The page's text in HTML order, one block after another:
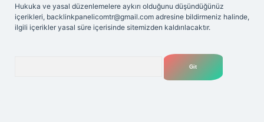
Hukuka ve yasal düzenlemelere aykırı olduğunu düşündüğünüz
içerikleri, backlinkpanelicomtr@gmail.com adresine bildirmeniz halinde,
ilgili içerikler yasal süre içerisinde sitemizden kaldırılacaktır.